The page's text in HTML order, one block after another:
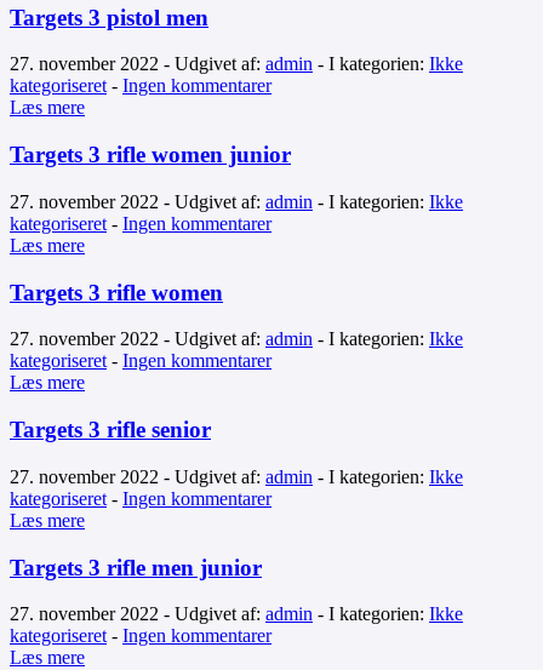
Targets 3 pistol men
27. november 2022 - Udgivet af: admin - I kategorien: Ikke
kategoriseret- Ingen kommentarer
Læs mere
Targets 3 rifle women junior
27. november 2022 - Udgivet af: admin - I kategorien: Ikke
kategoriseret - Ingen kommentarer
Læs mere
Targets 3 rifle women
27. november 2022 - Udgivet af: admin - I kategorien: Ikke
kategoriseret - Ingen kommentarer
Læs mere
Targets 3 rifle senior
27. november 2022 - Udgivet af: admin - I kategorien: Ikke
kategoriseret - Ingen kommentarer
Læs mere
Targets 3 rifle men junior
27. november 2022 - Udgivet af: admin - I kategorien: Ikke
kategoriseret - Ingen kommentarer
Læs mere